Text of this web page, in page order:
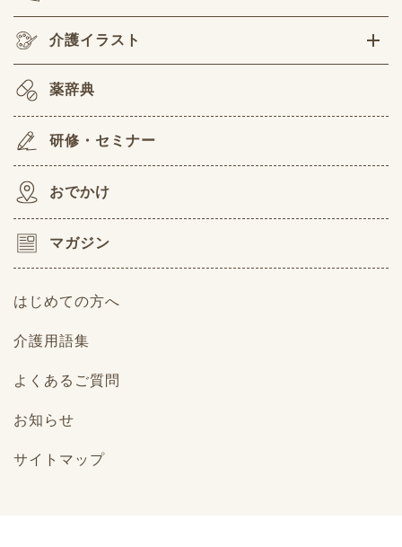
介護イラスト
薬辞典
研修・セミナー
おでかけ
マガジン
はじめての方へ
介護用語集
よくあるご質問
お知らせ
サイトマップ